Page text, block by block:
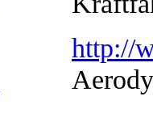
http://